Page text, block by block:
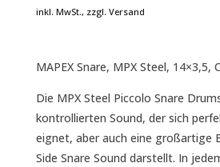
inkl. MwSt., zzgl. Versand
MAPEX Snare, MPX Steel, 14×3,5,
Die MPX Steel Piccolo Snare
kontrollierten Sound, der sich
eignet, aber auch eine großartige
Side Snare Sound darstellt. In